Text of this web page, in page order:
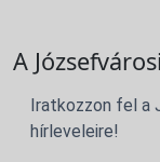
A
Iratkozzon fel a
hírleveleire!